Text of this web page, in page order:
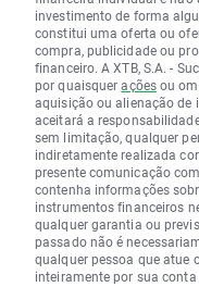
investimento de forma
constitui uma oferta ou
compra, publicidade ou
financeiro. A XTB, S.A. -
por quaisqueraçõesou
aquisição ou alienação de
aceitará a
sem limitação, qualquer
indiretamente realizada
presente comunicação
contenha informações
instrumentos financeiros
qualquer garantia ou
passado não é
qualquer pessoa que atue
inteiramente por sua conta